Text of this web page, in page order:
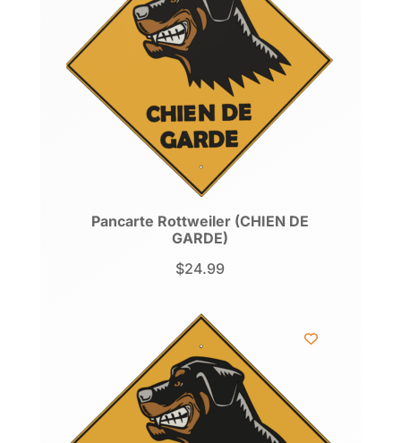
Pancarte Rottweiler (CHIEN DE
GARDE)
$24.99